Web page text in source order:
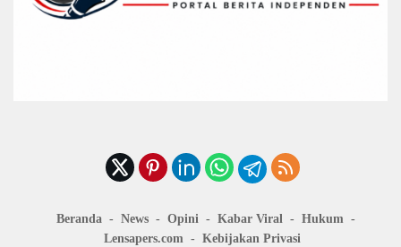
Beranda News Opini Kabar Viral
Hukum
Lensapers.com
Kebijakan Privasi